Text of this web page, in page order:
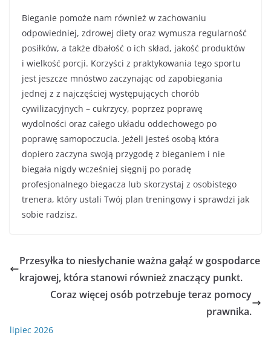
Bieganie pomoże nam również w zachowaniu
odpowiedniej, zdrowej diety oraz wymusza regularność
posiłków, a także dbałość o ich skład, jakość produktów
i wielkość porcji. Korzyści z praktykowania tego sportu
jest jeszcze mnóstwo zaczynając od zapobiegania
jednej z z najczęściej występujących chorób
cywilizacyjnych – cukrzycy, poprzez poprawę
wydolności oraz całego układu oddechowego po
poprawę samopoczucia. Jeżeli jesteś osobą która
dopiero zaczyna swoją przygodę z bieganiem i nie
biegała nigdy wcześniej sięgnij po poradę
profesjonalnego biegacza lub skorzystaj z osobistego
trenera, który ustali Twój plan treningowy i sprawdzi jak
sobie radzisz.
Przesyłka to niesłychanie ważna gałąź w gospodarce
krajowej, która stanowi również znaczący punkt.
Coraz więcej osób potrzebuje teraz pomocy
prawnika.
lipiec 2026